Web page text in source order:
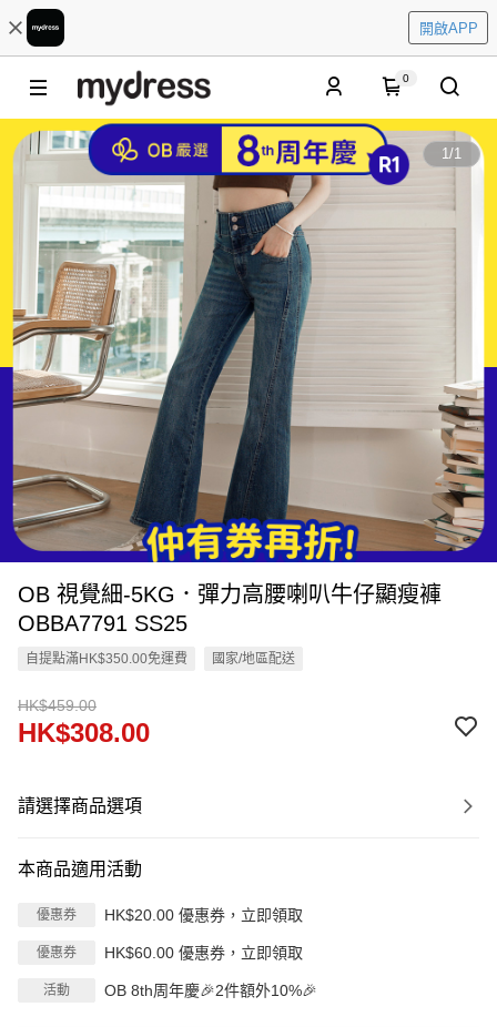
開啟APP
0
1/1
OB 視覺細-5KG．彈力高腰喇叭牛仔顯瘦褲
OBBA7791 SS25
自提點滿HK$350.00免運費 國家/地區配送
HK$459.00
HK$308.00
請選擇商品選項
本商品適用活動
優惠券 HK$20.00 優惠券，立即領取
優惠券 HK$60.00 優惠券，立即領取
活動 OB 8th周年慶🎉2件額外10%🎉